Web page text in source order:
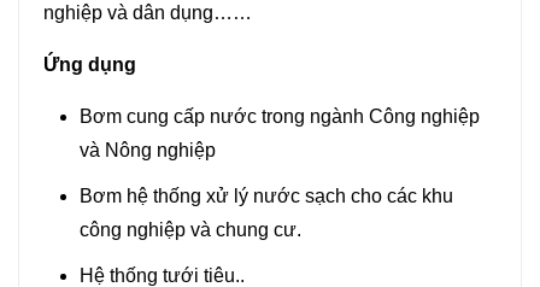
lượng
nghiệp và dân dụng……
Ứng dụng
Bơm cung cấp nước trong ngành Công nghiệp
và Nông nghiệp
Bơm hệ thống xử lý nước sạch cho các khu
công nghiệp và chung cư.
Hệ thống tưới tiêu..